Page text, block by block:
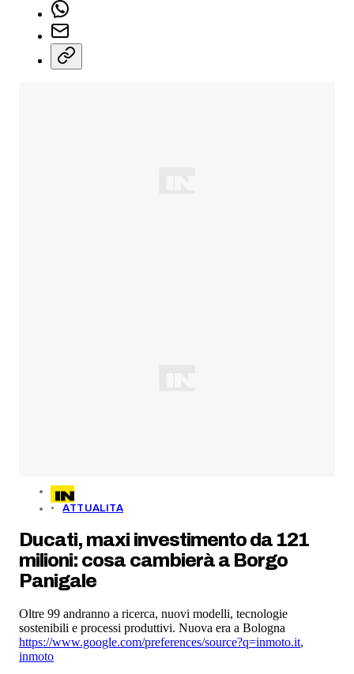
ATTUALITA
Ducati, maxi investimento da 121
milioni: cosa cambierà a Borgo
Panigale
Oltre 99 andranno a ricerca, nuovi modelli, tecnologie
sostenibili e processi produttivi. Nuova era a Bologna
https://www.google.com/preferences/source?q=inmoto.it,
inmoto